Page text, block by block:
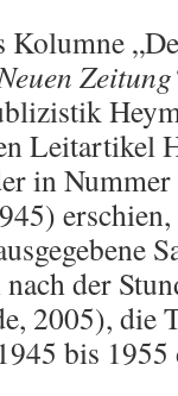
Kolumne
Leitartikel
in
der
2005), die
bis